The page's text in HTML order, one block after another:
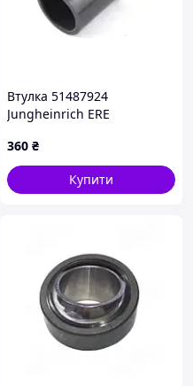
Втулка 51487924
Jungheinrich ERE
360 ₴
Купити